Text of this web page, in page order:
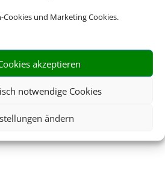
und Marketing Cookies.
akzeptieren
notwendige Cookies
ändern